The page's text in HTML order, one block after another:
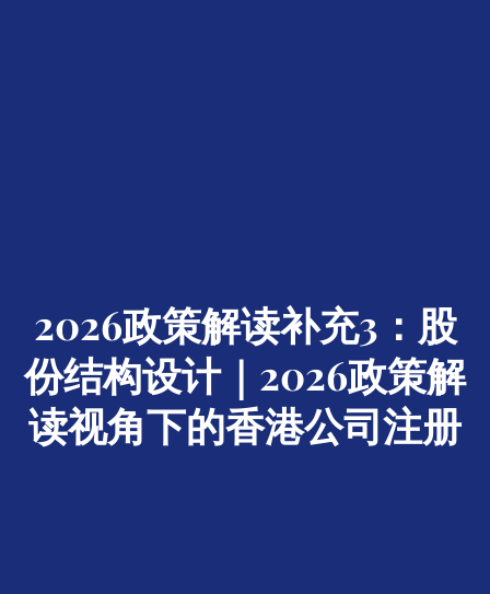
2026政策解读补充3：股
份结构设计｜2026政策解
读视角下的香港公司注册